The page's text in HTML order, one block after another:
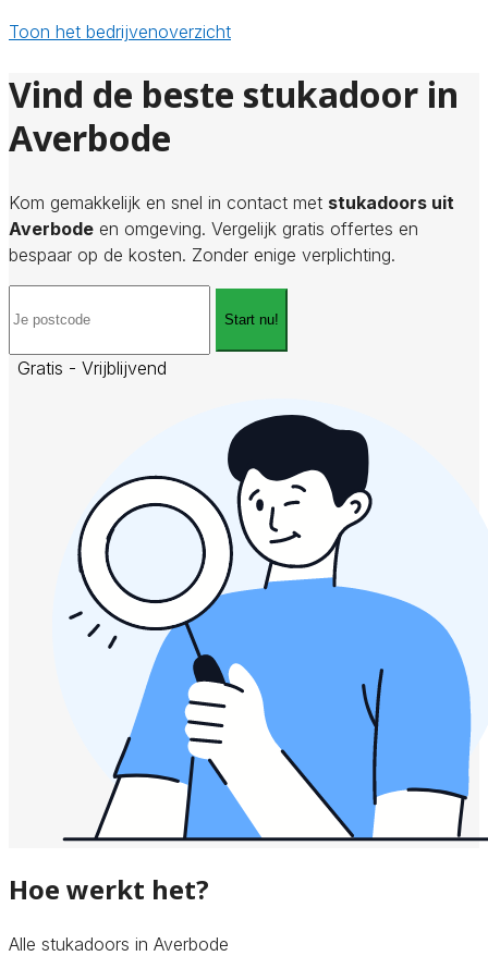
Toon het bedrijvenoverzicht
Vind de beste stukadoor in
Averbode
Kom gemakkelijk en snel in contact met stukadoors uit
Averbode en omgeving. Vergelijk gratis offertes en
bespaar op de kosten. Zonder enige verplichting.
Start nu!
Gratis - Vrijblijvend
Hoe werkt het?
Alle stukadoors in Averbode